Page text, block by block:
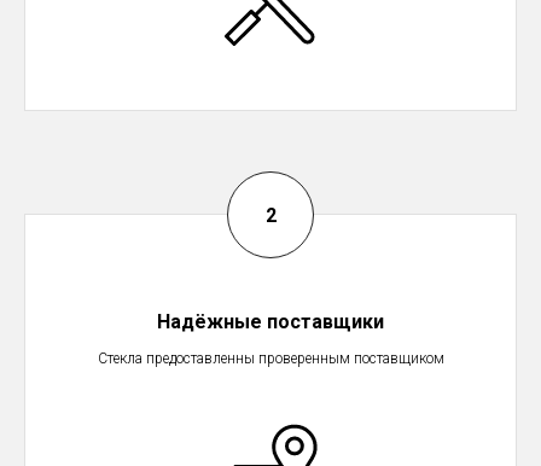
Надёжные поставщики
Стекла предоставленны проверенным поставщиком